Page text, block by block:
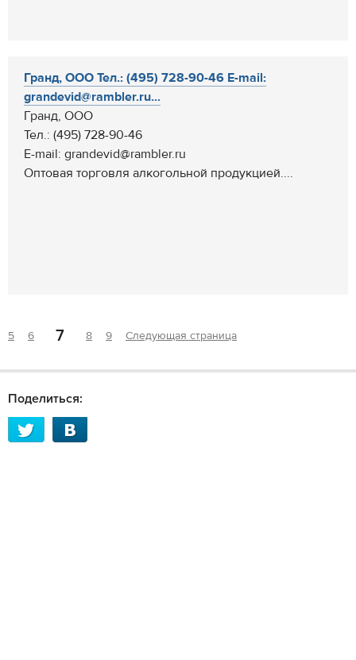
Гранд, ООО Тел.: (495) 728-90-46 E-mail:
grandevid@rambler.ru...
Гранд, ООО
Тел.: (495) 728-90-46
E-mail: grandevid@rambler.ru
Оптовая торговля алкогольной продукцией....
5 6 7 8 9 Следующая страница
Поделиться: